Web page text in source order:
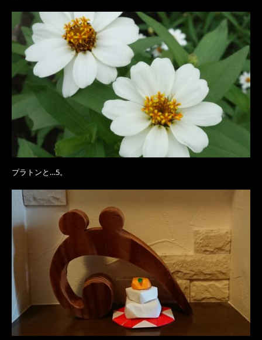
プラトンと…5。